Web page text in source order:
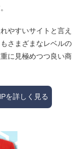
やすいサイトと言え
さまざまなレベルの
に見極めつつ良い商
を詳しく見る